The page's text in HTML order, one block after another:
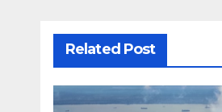
Related Post